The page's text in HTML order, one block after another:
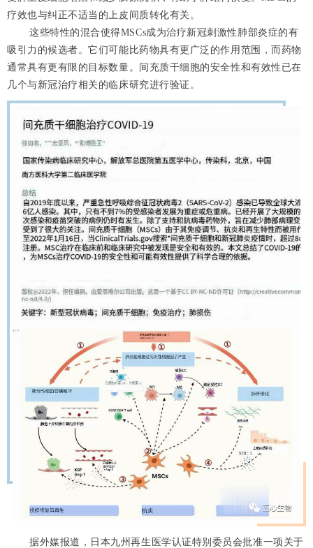
疗效也与纠正不适当的上皮间质转化有关。
这些特性的混合使得MSCs成为治疗新冠刺激性肺部炎症的有
吸引力的候选者。它们可能比药物具有更广泛的作用范围，而药物
通常具有更有限的目标数量。间充质干细胞的安全性和有效性已在
几个与新冠治疗相关的临床研究进行验证。
据外媒报道，日本九州再生医学认证特别委员会批准一项关于